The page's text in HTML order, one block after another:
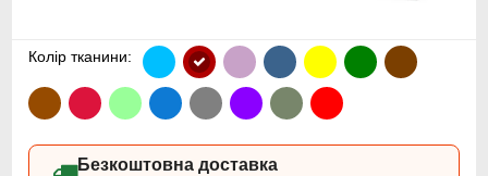
Колір тканини:
Безкоштовна доставка